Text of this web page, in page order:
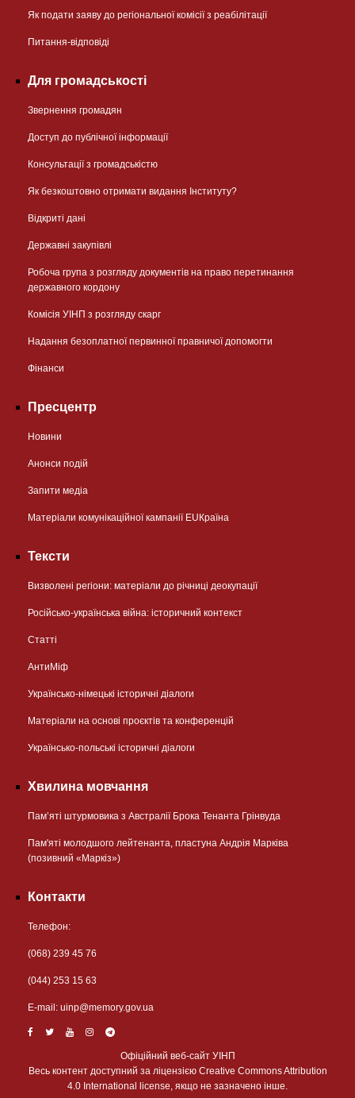
Як подати заяву до регіональної комісії з реабілітації
Питання-відповіді
Для громадськості
Звернення громадян
Доступ до публічної інформації
Консультації з громадськістю
Як безкоштовно отримати видання Інституту?
Відкриті дані
Державні закупівлі
Робоча група з розгляду документів на право перетинання
державного кордону
Комісія УІНП з розгляду скарг
Надання безоплатної первинної правничої допомогти
Фінанси
Пресцентр
Новини
Анонси подій
Запити медіа
Матеріали комунікаційної кампанії EUКраїна
Тексти
Визволені регіони: матеріали до річниці деокупації
Російсько-українська війна: історичний контекст
Статті
АнтиМіф
Українсько-німецькі історичні діалоги
Матеріали на основі проєктів та конференцій
Українсько-польські історичні діалоги
Хвилина мовчання
Пам’яті штурмовика з Австралії Брока Тенанта Грінвуда
Пам'яті молодшого лейтенанта, пластуна Андрія Марківа
(позивний «Маркіз»)
Контакти
Телефон:
(068) 239 45 76
(044) 253 15 63
Е-mail: uinp@memory.gov.ua
Офіційний веб-сайт УІНП
Весь контент доступний за ліцензією Creative Commons Attribution
4.0 International license, якщо не зазначено інше.